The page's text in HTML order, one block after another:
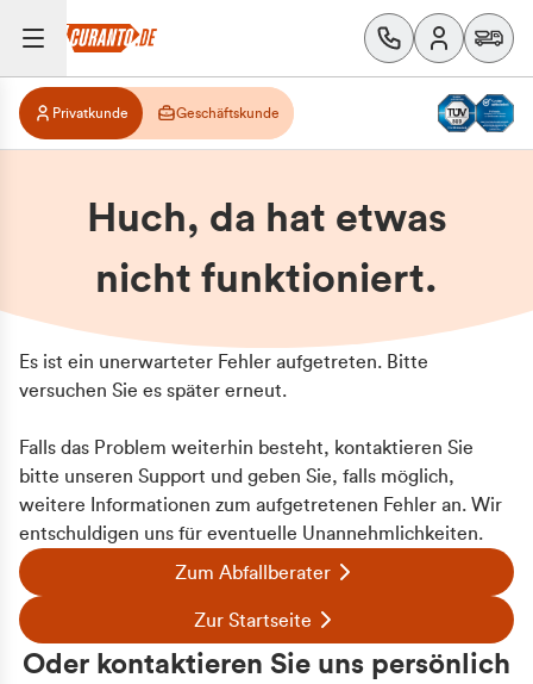
Privatkunde Geschäftskunde
Huch, da hat etwas
nicht funktioniert.
Es ist ein unerwarteter Fehler aufgetreten. Bitte
versuchen Sie es später erneut.
Falls das Problem weiterhin besteht, kontaktieren Sie
bitte unseren Support und geben Sie, falls möglich,
weitere Informationen zum aufgetretenen Fehler an. Wir
entschuldigen uns für eventuelle Unannehmlichkeiten.
Zum Abfallberater
Zur Startseite
Oder kontaktieren Sie uns persönlich